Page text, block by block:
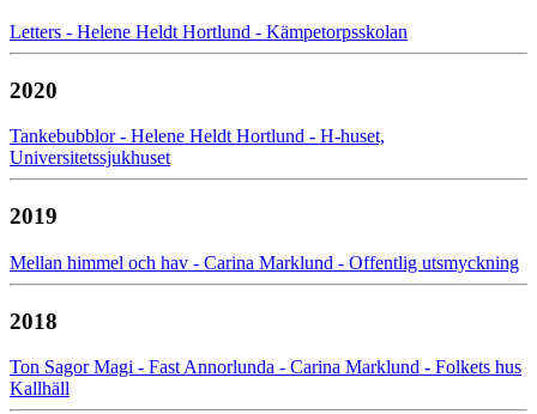
Letters - Helene Heldt Hortlund - Kämpetorpsskolan
2020
Tankebubblor - Helene Heldt Hortlund - H-huset,
Universitetssjukhuset
2019
Mellan himmel och hav - Carina Marklund - Offentlig utsmyckning
2018
Ton Sagor Magi - Fast Annorlunda - Carina Marklund - Folkets hus
Kallhäll